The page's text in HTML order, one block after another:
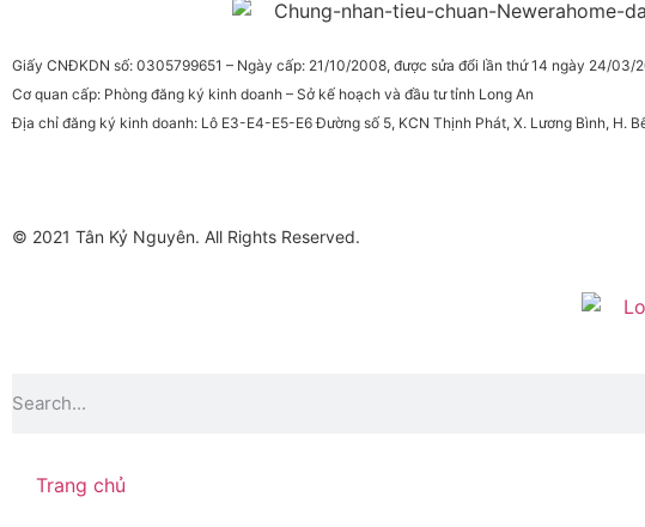
Giấy CNĐKDN số: 0305799651 – Ngày cấp: 21/10/2008, được sửa đổi lần thứ 14 ngày 24/03/
Cơ quan cấp: Phòng đăng ký kinh doanh – Sở kế hoạch và đầu tư tỉnh Long An
Địa chỉ đăng ký kinh doanh: Lô E3-E4-E5-E6 Đường số 5, KCN Thịnh Phát, X. Lương Bình, H.
© 2021 Tân Kỷ Nguyên. All Rights Reserved.
Trang chủ